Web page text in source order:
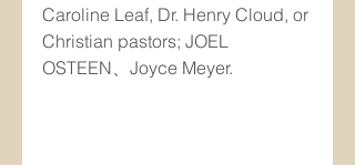
Caroline Leaf, Dr. Henry Cloud, or
Christian pastors; JOEL
OSTEEN、Joyce Meyer.